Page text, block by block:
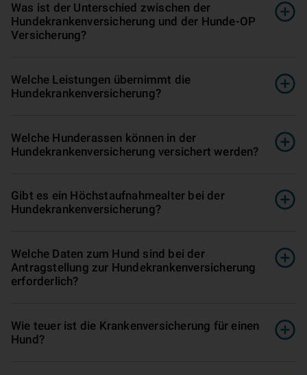
Was ist der Unterschied zwischen der
Hundekrankenversicherung und der Hunde-OP
Versicherung?
Welche Leistungen übernimmt die
Hundekrankenversicherung?
Welche Hunderassen können in der
Hundekrankenversicherung versichert werden?
Gibt es ein Höchstaufnahmealter bei der
Hundekrankenversicherung?
Welche Daten zum Hund sind bei der
Antragstellung zur Hundekrankenversicherung
erforderlich?
Wie teuer ist die Krankenversicherung für einen
Hund?